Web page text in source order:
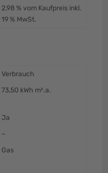
2,98 % vom Kaufpreis inkl.
19 % MwSt.
Verbrauch
73,50 kWh m².a.
Ja
–
Gas